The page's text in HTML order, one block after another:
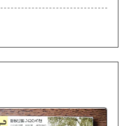
あろうか？ ……新し
出現する。すなわち
つうはゆらぎが生じ
一般化された熱力学
造の理論で、1977
ンの、グランスドル
に現れる構造の問題